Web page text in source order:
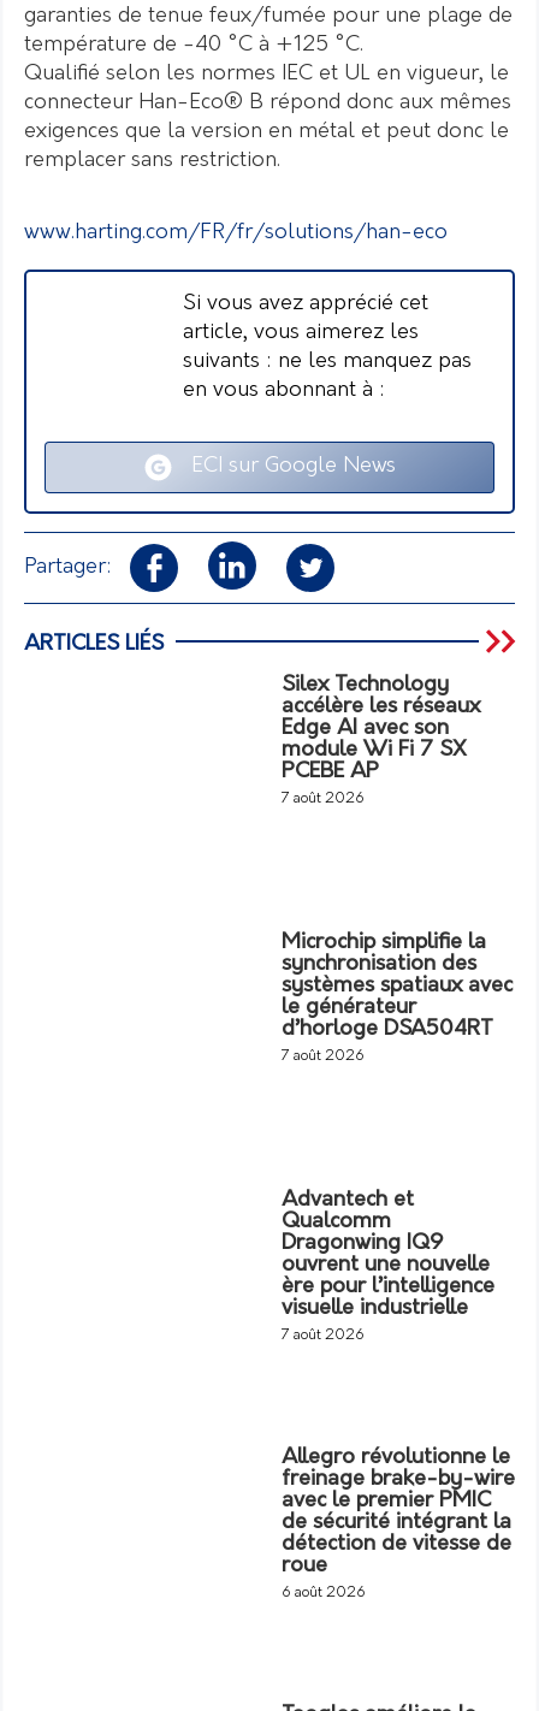
garanties de tenue feux/fumée pour une plage de
température de -40 °C à +125 °C.
Qualifié selon les normes IEC et UL en vigueur, le
connecteur Han-Eco® B répond donc aux mêmes
exigences que la version en métal et peut donc le
remplacer sans restriction.
www.harting.com/FR/fr/solutions/han-eco
Si vous avez apprécié cet
article, vous aimerez les
suivants : ne les manquez pas
en vous abonnant à :
ECI sur Google News
Partager:
ARTICLES LIÉS
Silex Technology
accélère les réseaux
Edge AI avec son
module Wi Fi 7 SX
PCEBE AP
7 août 2026
Microchip simplifie la
synchronisation des
systèmes spatiaux avec
le générateur
d’horloge DSA504RT
7 août 2026
Advantech et
Qualcomm
Dragonwing IQ9
ouvrent une nouvelle
ère pour l’intelligence
visuelle industrielle
7 août 2026
Allegro révolutionne le
freinage brake-by-wire
avec le premier PMIC
de sécurité intégrant la
détection de vitesse de
roue
6 août 2026